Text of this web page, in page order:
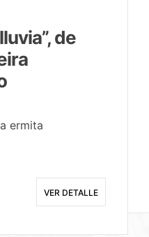
de
ermita
VER DETALLE